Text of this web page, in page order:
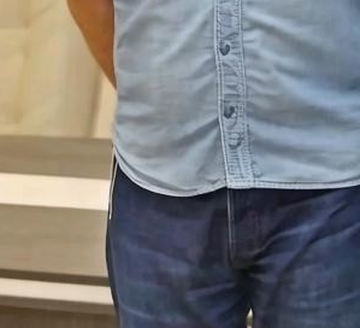
личный взгляд
инклюзии в